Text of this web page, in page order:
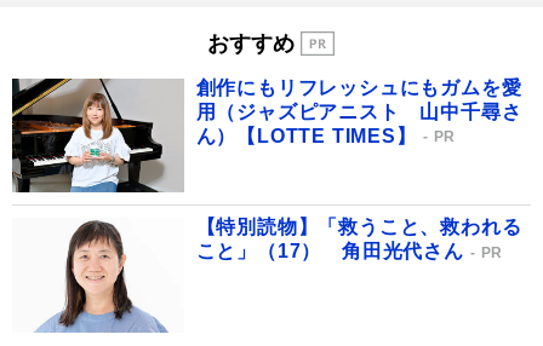
おすすめ
創作にもリフレッシュにもガムを愛
用（ジャズピアニスト 山中千尋さ
ん）【LOTTE TIMES】
PR
【特別読物】「救うこと、救われる
こと」（17） 角田光代さん
PR